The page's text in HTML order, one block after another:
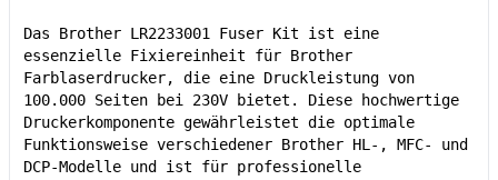
Das Brother LR2233001 Fuser Kit ist eine
essenzielle Fixiereinheit für Brother
Farblaserdrucker, die eine Druckleistung von
100.000 Seiten bei 230V bietet. Diese hochwertige
Druckerkomponente gewährleistet die optimale
Funktionsweise verschiedener Brother HL-, MFC- und
DCP-Modelle und ist für professionelle